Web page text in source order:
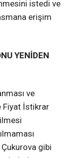
istedi ve
erişim
YENİDEN
ve
Fiyat İstikrar
gibi